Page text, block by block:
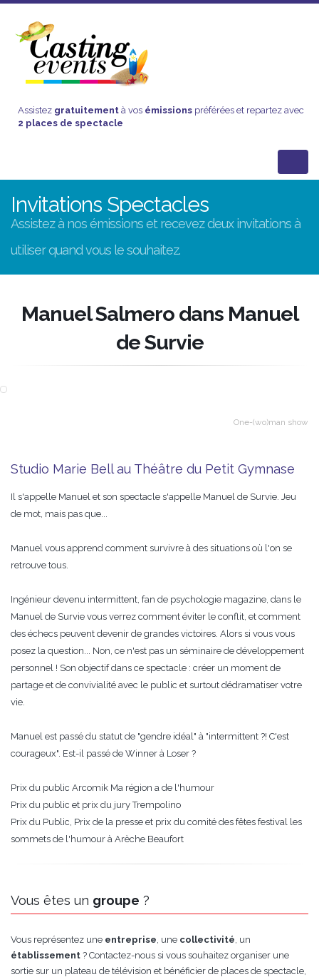
Assistez gratuitement à vos émissions préférées et repartez avec
2 places de spectacle
Invitations Spectacles
Assistez à nos émissions et recevez deux invitations à
utiliser quand vous le souhaitez.
Manuel Salmero dans Manuel
de Survie
One-(wo)man show
Studio Marie Bell au Théâtre du Petit Gymnase
Il s'appelle Manuel et son spectacle s'appelle Manuel de Survie. Jeu
de mot, mais pas que...
Manuel vous apprend comment survivre à des situations où l'on se
retrouve tous.
Ingénieur devenu intermittent, fan de psychologie magazine, dans le
Manuel de Survie vous verrez comment éviter le conflit, et comment
des échecs peuvent devenir de grandes victoires. Alors si vous vous
posez la question... Non, ce n'est pas un séminaire de développement
personnel ! Son objectif dans ce spectacle : créer un moment de
partage et de convivialité avec le public et surtout dédramatiser votre
vie.
Manuel est passé du statut de "gendre idéal" à "intermittent ?! C'est
courageux". Est-il passé de Winner à Loser ?
Prix du public Arcomik Ma région a de l'humour
Prix du public et prix du jury Trempolino
Prix du Public, Prix de la presse et prix du comité des fêtes festival les
sommets de l'humour à Arèche Beaufort
Vous êtes un groupe ?
Vous représentez une entreprise, une collectivité, un
établissement ? Contactez-nous si vous souhaitez organiser une
sortie sur un plateau de télévision et bénéficier de places de spectacle,